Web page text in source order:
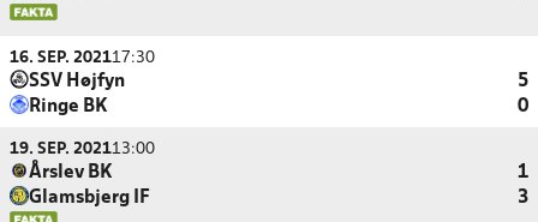
16. SEP. 202117:30
SSV Højfyn
5
Ringe BK
0
19. SEP. 202113:00
Årslev BK
1
Glamsbjerg IF
3